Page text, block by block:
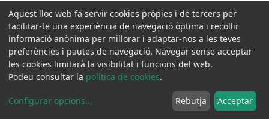
Adreces i telèfons
Aquest lloc web fa servir cookies pròpies i de tercers per
facilitar-te una experiència de navegació òptima i recollir
informació anònima per millorar i adaptar-nos a les teves
preferències i pautes de navegació. Navegar sense acceptar
les cookies limitarà la visibilitat i funcions del web.
Podeu consultar la política de cookies.
Configurar opcions... Rebutja Acceptar